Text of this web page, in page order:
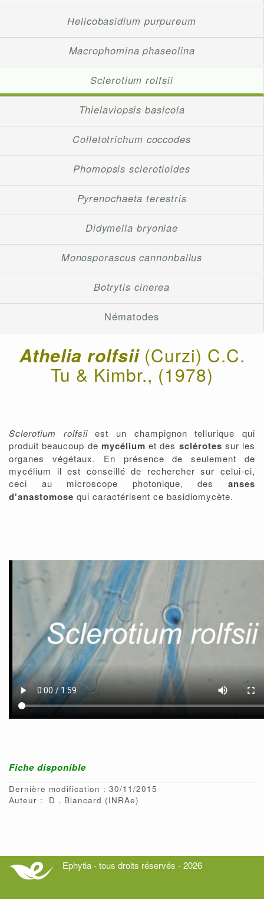
Helicobasidium purpureum
Macrophomina phaseolina
Sclerotium rolfsii
Thielaviopsis basicola
Colletotrichum coccodes
Phomopsis sclerotioides
Pyrenochaeta terestris
Didymella bryoniae
Monosporascus cannonballus
Botrytis cinerea
Nématodes
Athelia rolfsii (Curzi) C.C.
Tu & Kimbr., (1978)
Sclerotium rolfsiiest un champignon tellurique qui
produit beaucoup de mycélium et des sclérotes sur les
organes végétaux. En présence de seulement de
mycélium il est conseillé de rechercher sur celui-ci,
ceci au microscope photonique, des anses
d'anastomose qui caractérisent ce basidiomycète.
Fiche disponible
Dernière modification : 30/11/2015
Auteur :
D Blancard (INRAe)
Ephytia - tous droits réservés - 2026